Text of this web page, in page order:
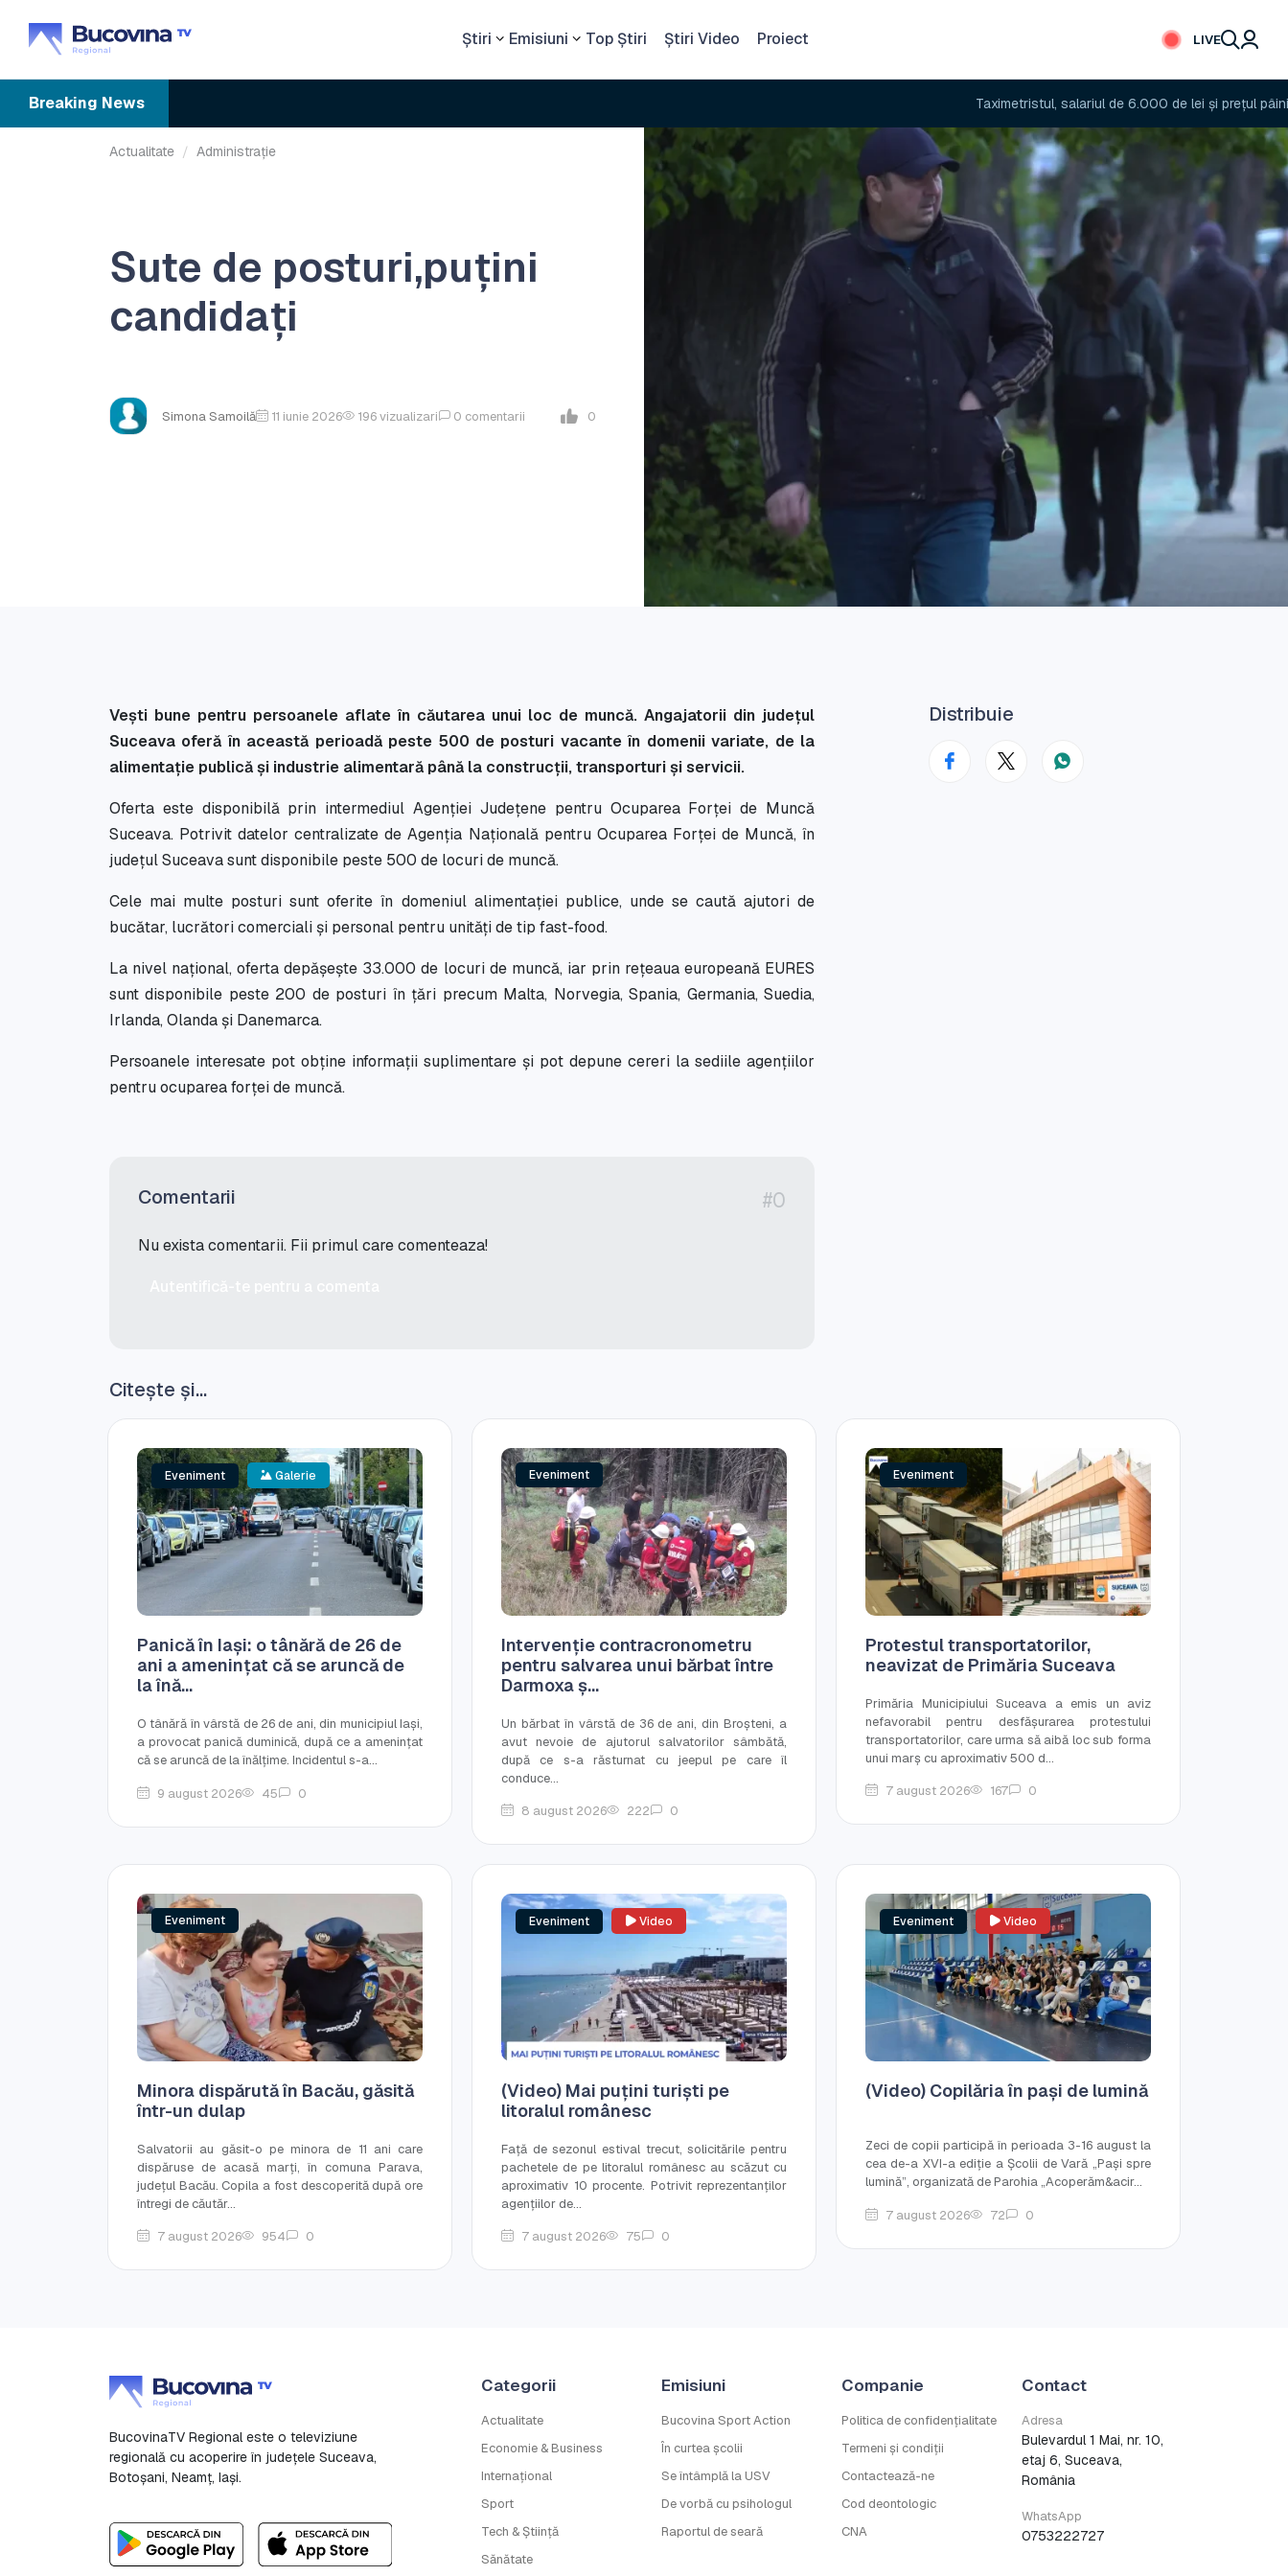
Știri Emisiuni Top Știri Știri Video Proiect LIVE
Breaking News Taximetristul, salariul de 6.000 de lei și prețul pâinii
Actualitate Administrație
Sute de posturi,puțini
candidați
Simona Samoilă 11 iunie 2026 196vizualizari 0 comentarii 0
Vești bune pentru persoanele aflate în căutarea unui loc de muncă. Angajatorii din județul
Suceava oferă în această perioadă peste 500 de posturi vacante în domenii variate, de la
alimentație publică și industrie alimentară până la construcții, transporturi și servicii.
Oferta este disponibilă prin intermediul Agenției Județene pentru Ocuparea Forței de Muncă
Suceava. Potrivit datelor centralizate de Agenția Națională pentru Ocuparea Forței de Muncă, în
județul Suceava sunt disponibile peste 500 de locuri de muncă.
Cele mai multe posturi sunt oferite în domeniul alimentației publice, unde se caută ajutori de
bucătar, lucrători comerciali și personal pentru unități de tip fast-food.
La nivel național, oferta depășește 33.000 de locuri de muncă, iar prin rețeaua europeană EURES
sunt disponibile peste 200 de posturi în țări precum Malta, Norvegia, Spania, Germania, Suedia,
Irlanda, Olanda și Danemarca.
Persoanele interesate pot obține informații suplimentare și pot depune cereri la sediile agențiilor
pentru ocuparea forței de muncă.
Comentarii #0
Nu exista comentarii. Fii primul care comenteaza!
Distribuie
Citește și...
Eveniment Galerie
Panică în Iași: o tânără de 26 de
ani a amenințat că se aruncă de
la înă...
O tânără în vârstă de 26 de ani, din municipiul Iași,
a provocat panică duminică, după ce a amenințat
că se aruncă de la înălțime. Incidentul s-a...
9 august 2026 45 0
Eveniment
Intervenție contracronometru
pentru salvarea unui bărbat între
Darmoxa ș...
Un bărbat în vârstă de 36 de ani, din Broșteni, a
avut nevoie de ajutorul salvatorilor sâmbătă,
după ce s-a răsturnat cu jeepul pe care îl
conduce...
8 august 2026
222 0
Eveniment
Protestul transportatorilor,
neavizat de Primăria Suceava
Primăria Municipiului Suceava a emis un aviz
nefavorabil pentru desfășurarea protestului
transportatorilor, care urma să aibă loc sub forma
unui marș cu aproximativ 500 d...
7 august 2026
167 0
Eveniment
Minora dispărută în Bacău, găsită
într-un dulap
Salvatorii au găsit-o pe minora de 11 ani care
dispăruse de acasă marți, în comuna Parava,
județul Bacău. Copila a fost descoperită după ore
întregi de căutăr...
7 august 2026
954 0
Eveniment Video
(Video) Mai puțini turiști pe
litoralul românesc
Față de sezonul estival trecut, solicitările pentru
pachetele de pe litoralul românesc au scăzut cu
aproximativ 10 procente. Potrivit reprezentanților
agențiilor de...
7 august 2026
75 0
Eveniment Video
(Video) Copilăria în pași de lumină
Zeci de copii participă în perioada 3-16 august la
cea de-a XVI-a ediție a Școlii de Vară „Pași spre
lumină”, organizată de Parohia „Acoperăm&acir...
7 august 2026 72 0
BucovinaTV Regional este o televiziune
regională cu acoperire în județele Suceava,
Botoşani, Neamț, Iași.
Categorii
Actualitate
Economie & Business
Internațional
Sport
Tech & Știință
Sănătate
Emisiuni
Bucovina Sport Action
În curtea școlii
Se întâmplă la USV
De vorbă cu psihologul
Raportul de seară
Companie
Politica de confidențialitate
Termeni și condiții
Contactează-ne
Cod deontologic
CNA
Contact
Adresa
Bulevardul 1 Mai, nr. 10,
etaj 6, Suceava,
România
WhatsApp
0753222727